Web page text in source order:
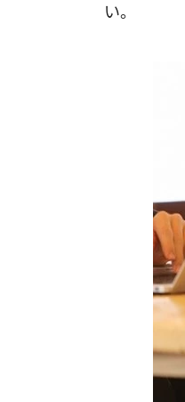
い。